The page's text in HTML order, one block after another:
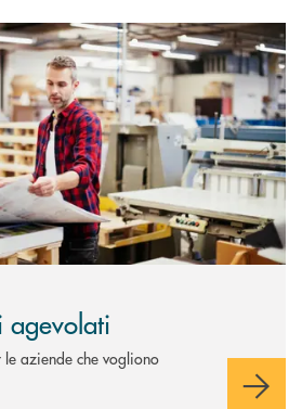
agevolati
agevolati
aziende che vogliono